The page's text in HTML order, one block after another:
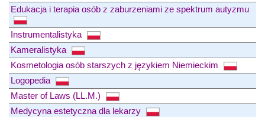
Edukacja i terapia osób z zaburzeniami ze spektrum autyzmu
Instrumentalistyka
Kameralistyka
Kosmetologia osób starszych z językiem Niemieckim
Logopedia
Master of Laws (LL.M.)
Medycyna estetyczna dla lekarzy